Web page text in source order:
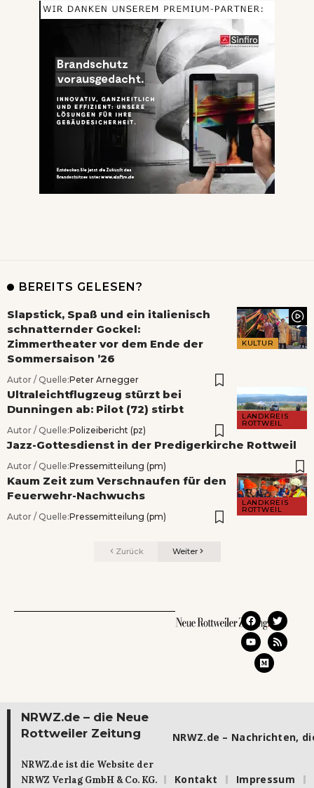
BEREITS GELESEN?
KULTUR
Slapstick, Spaß und ein italienisch
schnatternder Gockel:
Zimmertheater vor dem Ende der
Sommersaison ’26
Autor / Quelle:Peter Arnegger
LANDKREIS
ROTTWEIL
Ultraleichtflugzeug stürzt bei
Dunningen ab: Pilot (72) stirbt
Autor / Quelle:Polizeibericht (pz)
Jazz-Gottesdienst in der Predigerkirche Rottweil
Autor / Quelle:Pressemitteilung (pm)
LANDKREIS
ROTTWEIL
Kaum Zeit zum Verschnaufen für den
Feuerwehr-Nachwuchs
Autor / Quelle:Pressemitteilung (pm)
Zurück Weiter
NRWZ.de – die Neue
Rottweiler Zeitung
NRWZ.de ist die Website der
NRWZ Verlag GmbH & Co. KG.
NRWZ.de – Nachrichten,
Kontakt Impressum